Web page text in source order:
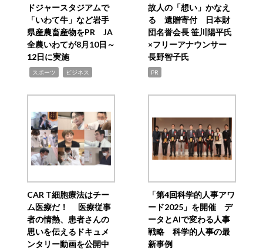
ドジャースタジアムで
「いわて牛」など岩手
県産農畜産物をPR JA
全農いわてが8月10日～
12日に実施
スポーツ ビジネス
故人の「想い」かなえ
る 遺贈寄付 日本財
団名誉会長 笹川陽平氏
×フリーアナウンサー
長野智子氏
PR
CAR T細胞療法はチー
ム医療だ！ 医療従事
者の情熱、患者さんの
思いを伝えるドキュメ
ンタリー動画を公開中
「第4回科学的人事アワ
ード2025」を開催 デ
ータとAIで変わる人事
戦略 科学的人事の最
新事例